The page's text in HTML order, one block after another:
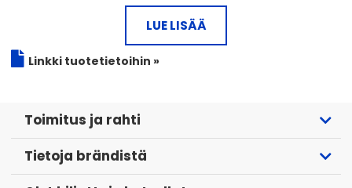
Sopii aktiiviseen 12 V kulutukseen
Hyvä herkkyys koko auringon spektrillä
Hyvä suorituskyky heikossa valossa
Ohitusdiodit varjostushäviöitä vastaan
EVA-kapselointi ja monikerroksinen taustalevy
5 vuoden valmistajan tuotetakuu
25 vuoden rajoitettu suorituskykytakuu
LUE LISÄÄ
Linkki tuotetietoihin »
Toimitus ja rahti
Tietoja brändistä